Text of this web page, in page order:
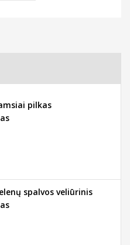
pilkas
spalvos veliūrinis